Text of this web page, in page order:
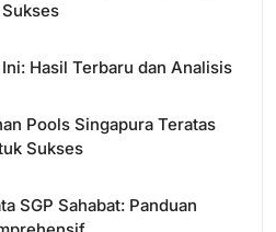
Sukses
Hasil Terbaru dan Analisis
Pools Singapura Teratas
Sukses
SGP Sahabat: Panduan